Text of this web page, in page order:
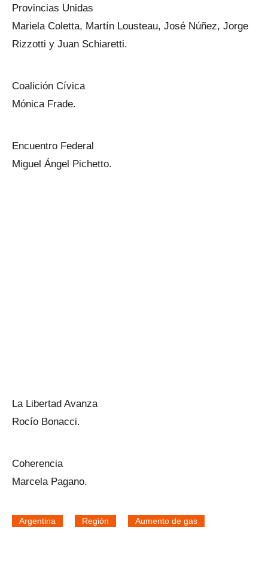
Provincias Unidas
Mariela Coletta, Martín Lousteau, José Núñez, Jorge
Rizzotti y Juan Schiaretti.
Coalición Cívica
Mónica Frade.
Encuentro Federal
Miguel Ángel Pichetto.
La Libertad Avanza
Rocío Bonacci.
Coherencia
Marcela Pagano.
Argentina Región Aumento de gas